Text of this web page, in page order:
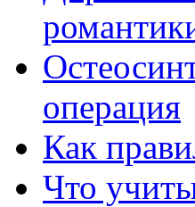
операция
Как
Что